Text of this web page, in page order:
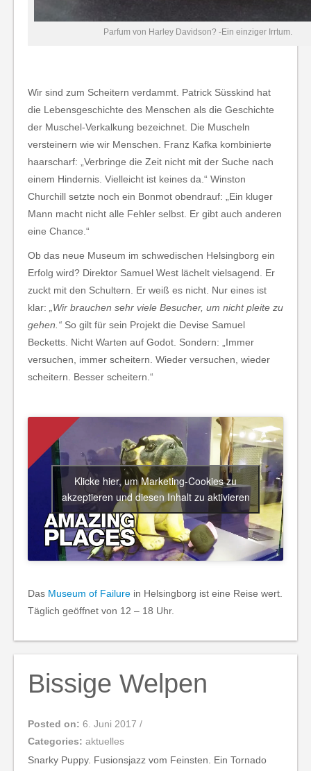
Parfum von Harley Davidson? -Ein einziger Irrtum.
Wir sind zum Scheitern verdammt. Patrick Süsskind hat
die Lebensgeschichte des Menschen als die Geschichte
der Muschel-Verkalkung bezeichnet. Die Muscheln
versteinern wie wir Menschen. Franz Kafka kombinierte
haarscharf: „Verbringe die Zeit nicht mit der Suche nach
einem Hindernis. Vielleicht ist keines da.“ Winston
Churchill setzte noch ein Bonmot obendrauf: „Ein kluger
Mann macht nicht alle Fehler selbst. Er gibt auch anderen
eine Chance.“
Ob das neue Museum im schwedischen Helsingborg ein
Erfolg wird? Direktor Samuel West lächelt vielsagend. Er
zuckt mit den Schultern. Er weiß es nicht. Nur eines ist
klar: „Wir brauchen sehr viele Besucher, um nicht pleite zu
gehen.“ So gilt für sein Projekt die Devise Samuel
Becketts. Nicht Warten auf Godot. Sondern: „Immer
versuchen, immer scheitern. Wieder versuchen, wieder
scheitern. Besser scheitern.“
Klicke hier, um Marketing-Cookies zu
akzeptieren und diesen Inhalt zu aktivieren
Das Museum of Failure in Helsingborg ist eine Reise wert.
Täglich geöffnet von 12 – 18 Uhr.
Bissige Welpen
Posted on: 6. Juni 2017 /
Categories: aktuelles
Snarky Puppy. Fusionsjazz vom Feinsten. Ein Tornado